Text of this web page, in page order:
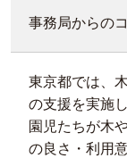
事務局からの
東京都では、
の支援を実施
園児たちが木
の良さ・利用